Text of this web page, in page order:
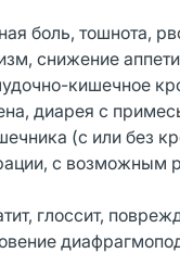
боль, тошнота,
снижение
кишечное
диарея с
(с или без
с возможным
глоссит,